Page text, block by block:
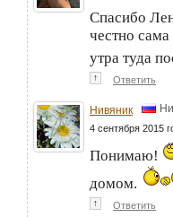
Спасибо
честно
утра туда
↑ Ответить
Нивяник
4 сентября 2015
Понимаю!
домом.
↑ Ответить